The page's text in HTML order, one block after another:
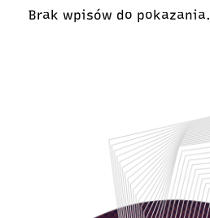
Brak wpisów do pokazania.